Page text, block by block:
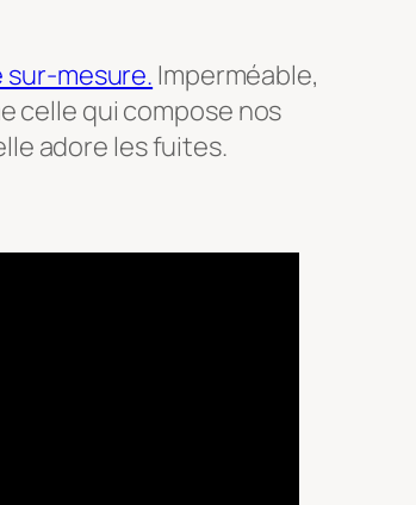
sur-mesure. Imperméable,
celle qui compose nos
adore les fuites.